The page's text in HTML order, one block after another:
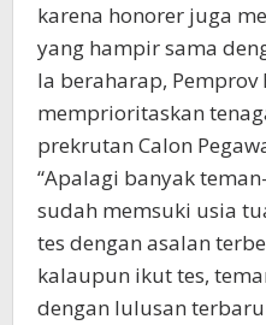
karena honorer juga
yang hampir sama
Ia beraharap,
memprioritaskan
prekrutan Calon
“Apalagi banyak
sudah memsuki usia
tes dengan asalan
kalaupun ikut tes,
dengan lulusan